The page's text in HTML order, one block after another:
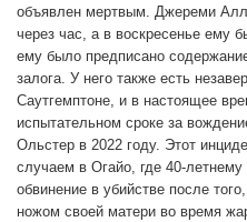
объявлен мертвым. Джереми
через час, а в воскресенье ему
ему было предписано
залога. У него также есть
Саутгемптоне, и в настоящее
испытательном сроке за
Ольстер в 2022 году. Этот
случаем в Огайо, где 40-
обвинение в убийстве после
ножом своей матери во время